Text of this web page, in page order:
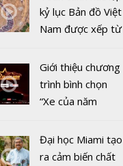
mật tháng 7/2026
cho hàng loạt
thiết bị Galaxy
kỷ lục Bản đồ Việt
Nam được xếp từ
năm 2022
Giới thiệu chương
trình bình chọn
“Xe của năm
Đại học Miami tạo
ra cảm biến chất